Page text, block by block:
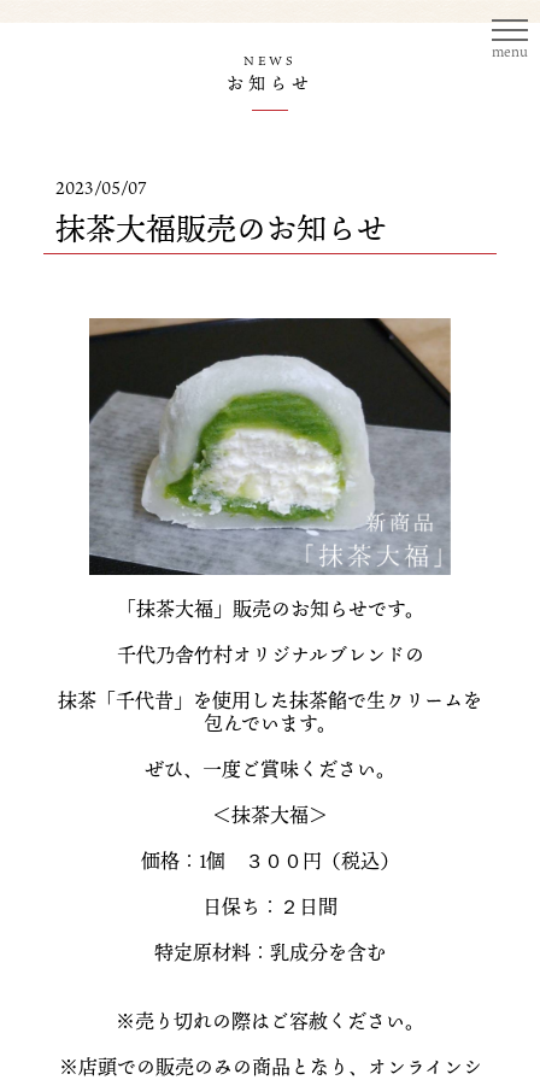
menu
NEWS
お知らせ
2023/05/07
抹茶大福販売のお知らせ
「抹茶大福」販売のお知らせです。
千代乃舎竹村オリジナルブレンドの
抹茶「千代昔」を使用した抹茶餡で生クリームを
包んでいます。
ぜひ、一度ご賞味ください。
＜抹茶大福＞
価格：1個 ３００円（税込）
日保ち：２日間
特定原材料：乳成分を含む
※売り切れの際はご容赦ください。
※店頭での販売のみの商品となり、オンラインシ